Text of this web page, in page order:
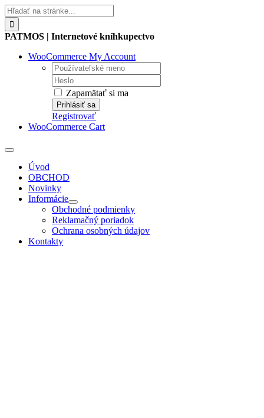
Skip
to
content
Hľadať:
PATMOS | Internetové kníhkupectvo
WooCommerce My Account
Username:
Password:
Zapamätať si ma
Registrovať
WooCommerce Cart
Toggle
Navigation
Úvod
OBCHOD
Novinky
Informácie
Obchodné podmienky
Reklamačný poriadok
Ochrana osobných údajov
Kontakty